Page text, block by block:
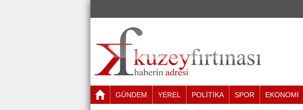
GÜNDEM YEREL POLİTİKA SPOR EKONOMİ